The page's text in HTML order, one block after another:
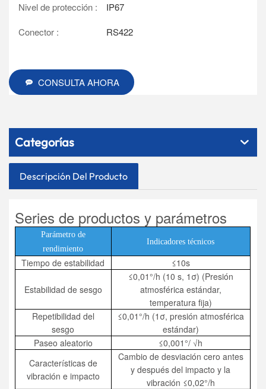
Nivel de protección :
IP67
Conector :
RS422
CONSULTA AHORA
Categorías
Descripción Del Producto
Series de productos y parámetros
Parámetro de
rendimiento
Indicadores técnicos
Tiempo de estabilidad ≤10s
Estabilidad de sesgo
≤0,01°/h (10 s, 1σ) (Presión
atmosférica estándar,
temperatura fija)
Repetibilidad del
sesgo
≤0,01°/h (1σ, presión atmosférica
estándar)
Paseo aleatorio
≤0,001°/ √h
Características de
vibración e impacto
Cambio de desviación cero antes
y después del impacto y la
vibración ≤0,02°/h